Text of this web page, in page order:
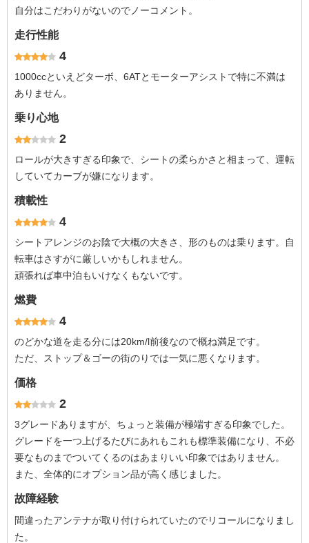
自分はこだわりがないのでノーコメント。
走行性能
4
1000ccといえどターボ、6ATとモーターアシストで特に不満は
ありません。
乗り心地
2
ロールが大きすぎる印象で、シートの柔らかさと相まって、運転
していてカーブが嫌になります。
積載性
4
シートアレンジのお陰で大概の大きさ、形のものは乗ります。自
転車はさすがに厳しいかもしれません。
頑張れば車中泊もいけなくもないです。
燃費
4
のどかな道を走る分には20km/l前後なので概ね満足です。
ただ、ストップ＆ゴーの街のりでは一気に悪くなります。
価格
2
3グレードありますが、ちょっと装備が極端すぎる印象でした。
グレードを一つ上げるたびにあれもこれも標準装備になり、不必
要なものまでついてくるのはあまりいい印象ではありません。
また、全体的にオプション品が高く感じました。
故障経験
間違ったアンテナが取り付けられていたのでリコールになりまし
た。